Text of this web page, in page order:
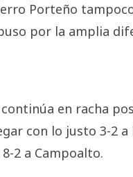
Porteño
por la amplia
continúa en racha
con lo justo 3-2
2 a Campoalto.